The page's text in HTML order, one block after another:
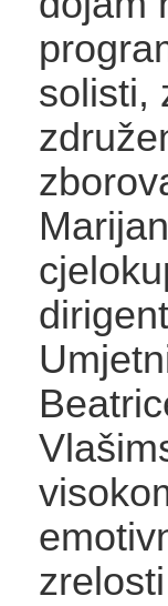
solisti,